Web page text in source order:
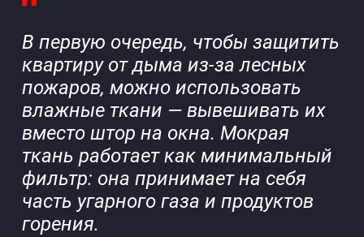
В первую очередь, чтобы защитить
квартиру от дыма из-за лесных
пожаров, можно использовать
влажные ткани — вывешивать их
вместо штор на окна. Мокрая
ткань работает как минимальный
фильтр: она принимает на себя
часть угарного газа и продуктов
горения.